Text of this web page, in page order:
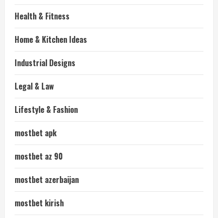
Health & Fitness
Home & Kitchen Ideas
Industrial Designs
Legal & Law
Lifestyle & Fashion
mostbet apk
mostbet az 90
mostbet azerbaijan
mostbet kirish